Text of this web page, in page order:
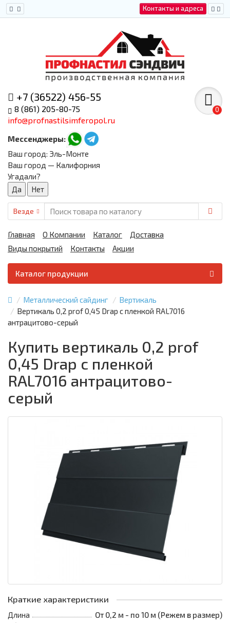
Контакты и адреса
+7 (36522) 456-55
8 (861) 205-80-75
info@profnastilsimferopol.ru
Мессенджеры:
0
Ваш город: Эль-Монте
Ваш город — Калифорния
Угадали?
Везде
Главная О Компании Каталог
Доставка
Виды покрытий
Контакты Акции
Каталог продукции
Металлический сайдинг
Вертикаль
Вертикаль 0,2 prof 0,45 Drap с пленкой RAL7016
антрацитово-серый
Купить вертикаль 0,2 prof
0,45 Drap с пленкой
RAL7016 антрацитово-
серый
Краткие характеристики
Длина
От 0,2 м - по 10 м (Режем в размер)